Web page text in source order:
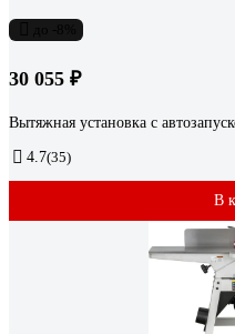
30 055 ₽
Вытяжная установка с
4.7(35)
В